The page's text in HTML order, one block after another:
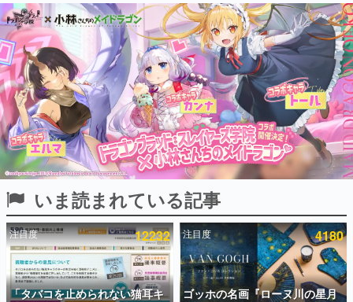
ピックアップ
電ファミのいま読まれている記事ランキング
アプリセール情報
インタビュー
連載・特集一覧
殿堂入り記事
SNS拡散数が数千以上！ ページビュー数万以上！ などな
ど。多くの人々に読まれた、電ファミ渾身の“殿堂入り”記
事をまとめました。
ゲームの企画書
名作ゲームクリエイターの方々に製作時のエピソードをお
聞きし、ヒットする企画（ゲーム）とは何か？を探ってい
きます。
いま読まれている記事
注目度 12232
「タバコを止められない猫耳キ
注目度 4180
ゴッホの名画『ローヌ川の星月